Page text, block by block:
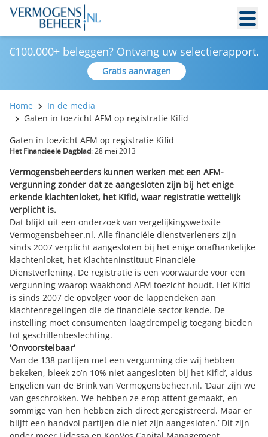
€100.000+ beleggen? Ontvang uw selectierapport.
Gratis aanvragen
Home
In de media
Gaten in toezicht AFM op registratie Kifid
Gaten in toezicht AFM op registratie Kifid
Het Financieele Dagblad: 28 mei 2013
Vermogensbeheerders kunnen werken met een AFM-
vergunning zonder dat ze aangesloten zijn bij het enige
erkende klachtenloket, het Kifid, waar registratie wettelijk
verplicht is.
Dat blijkt uit een onderzoek van vergelijkingswebsite
Vermogensbeheer.nl. Alle financiële dienstverleners zijn
sinds 2007 verplicht aangesloten bij het enige onafhankelijke
klachtenloket, het Klachteninstituut Financiële
Dienstverlening. De registratie is een voorwaarde voor een
vergunning waarop waakhond AFM toezicht houdt. Het Kifid
is sinds 2007 de opvolger voor de lappendeken aan
klachtenregelingen die de financiële sector kende. De
instelling moet consumenten laagdrempelig toegang bieden
tot geschillenbeslechting.
'Onvoorstelbaar'
‘Van de 138 partijen met een vergunning die wij hebben
bekeken, bleek zo’n 10% niet aangesloten bij het Kifid’, aldus
Engelien van de Brink van Vermogensbeheer.nl. ‘Daar zijn we
van geschrokken. We hebben ze erop attent gemaakt, en
sommige van hen hebben zich direct geregistreerd. Maar er
blijft een handvol partijen die niet zijn aangesloten.’ Dit zijn